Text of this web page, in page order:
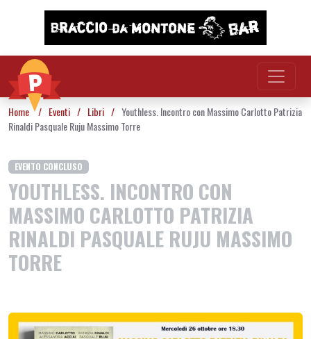
Vai al contenuto
Home / Eventi / Libri / Youthless. Incontro con Massimo Carlotto Patrizia
Rinaldi Pasquale Ruju Massimo Torre
EVENTO CONCLUSO
YOUTHLESS. INCONTRO CON
MASSIMO CARLOTTO PATRIZIA
RINALDI PASQUALE RUJU MASSIMO
TORRE